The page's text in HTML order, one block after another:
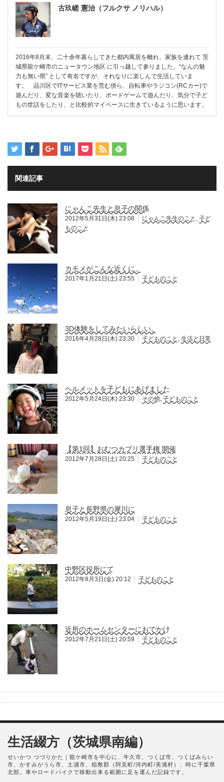
古玖嵯 憲治（フルクサ ノリハル）
2016年8月末、二十余年暮らしてきた都内寓居を離れ、家族を連れて 茨
城県龍ケ崎市のニュータウン地区 に引っ越して参りました。“なんの魅
力も無い県” として有名ですが、それなりに楽しんで生活していま
す。 品川区でITサービス業を営む傍ら、自転車やラジコン(RCカー)で
遊んだり、変な音楽を聴いたり、ボードゲームで遊んだり、気分で子ど
もの世話をしたり、と比較的マイペースに生きているように思います。
関連記事
にゃんこ先生と息子の関係
2012年5月31日(木) 23:08 にゃんこ先生のこと
子ど
ものこと
カモメがこんな近くに。
2017年1月21日(土) 23:55 子どものこと
3D体験をしてみたいらしい。
2016年4月28日(木) 23:30 子どものこと 生活と日常
ヘルメットを子どもにあげました
2012年5月24日(木) 23:30 その他 子どものこと
【第1回】おむつカブリ選手権 開催
2012年7月28日(土) 20:25 子どものこと
息子と長野県の犀川に
2012年5月19日(土) 23:04 子どものこと
中野区役所にて
2012年8月3日(金) 20:12 子どものこと
近所のホームセンターにおでかけ
2012年7月21日(土) 20:59 子どものこと
生活綴方（茨城県南編）
せいかつ つづりかた｜龍ケ崎市を中心に、牛久市、つくば市、つくばみらい
市、かすみがうら市、土浦市、稲敷郡（阿見町/河内町/美浦村）、時に千葉県
北部。車やロードバイクで移動出来る範囲に足を運んだ記録です。